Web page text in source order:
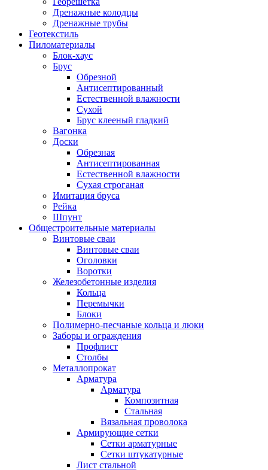
Дренажные колодцы
Дренажные трубы
Геотекстиль
Пиломатериалы
Блок-хаус
Брус
Обрезной
Антисептированный
Естественной влажности
Сухой
Брус клееный гладкий
Вагонка
Доски
Обрезная
Антисептированная
Естественной влажности
Сухая строганая
Имитация бруса
Рейка
Шпунт
Общестроительные материалы
Винтовые сваи
Винтовые сваи
Оголовки
Воротки
Железобетонные изделия
Кольца
Перемычки
Блоки
Полимерно-песчаные кольца и люки
Заборы и ограждения
Профлист
Столбы
Металлопрокат
Арматура
Арматура
Композитная
Стальная
Вязальная проволока
Армирующие сетки
Сетки арматурные
Сетки штукатурные
Лист стальной